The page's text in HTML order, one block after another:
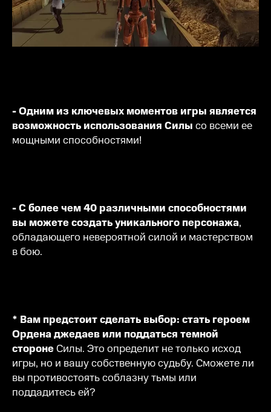
- Одним из ключевых моментов игры является
возможность использования Силы со всеми ее
мощными способностями!
- С более чем 40 различными способностями
вы можете создать уникального персонажа,
обладающего невероятной силой и мастерством
в бою.
* Вам предстоит сделать выбор: стать героем
Ордена джедаев или поддаться темной
сторонеСилы. Это определит не только исход
игры, но и вашу собственную судьбу. Сможете ли
вы противостоять соблазну тьмы или
поддадитесь ей?